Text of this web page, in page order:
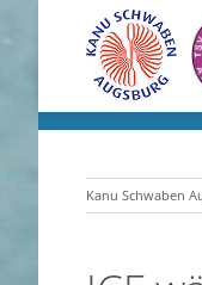
Kanu Schwaben